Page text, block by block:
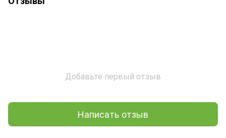
Добавьте первый отзыв
Написать отзыв